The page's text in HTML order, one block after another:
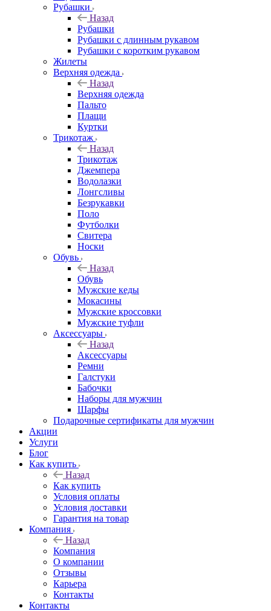
Рубашки
Назад
Рубашки
Рубашки с длинным рукавом
Рубашки с коротким рукавом
Жилеты
Верхняя одежда
Назад
Верхняя одежда
Пальто
Плащи
Куртки
Трикотаж
Назад
Трикотаж
Джемпера
Водолазки
Лонгсливы
Безрукавки
Поло
Футболки
Свитера
Носки
Обувь
Назад
Обувь
Мужские кеды
Мокасины
Мужские кроссовки
Мужские туфли
Аксессуары
Назад
Аксессуары
Ремни
Галстуки
Бабочки
Наборы для мужчин
Шарфы
Подарочные сертификаты для мужчин
Акции
Услуги
Блог
Как купить
Назад
Как купить
Условия оплаты
Условия доставки
Гарантия на товар
Компания
Назад
Компания
О компании
Отзывы
Карьера
Контакты
Контакты